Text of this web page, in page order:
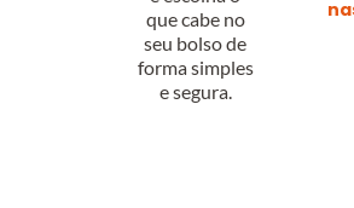
que cabe no
seu bolso de
forma simples
e segura.